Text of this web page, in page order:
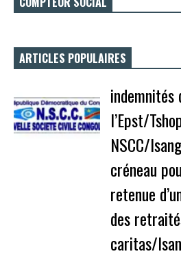
ARTICLES POPULAIRES
l’Epst/
NSCC/
créneau
retenue
des
caritas/